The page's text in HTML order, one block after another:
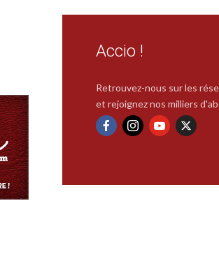
Accio !
Retrouvez-nous sur les
et rejoignez nos milliers